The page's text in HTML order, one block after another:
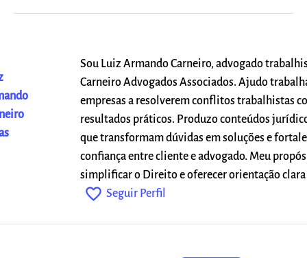
Sou Luiz Armando Carneiro, advogado
Carneiro Advogados Associados. Ajudo
empresas a resolverem conflitos trabalhistas
resultados práticos. Produzo conteúdos
que transformam dúvidas em soluções e
confiança entre cliente e advogado. Meu
simplificar o Direito e oferecer orientação
favorite_outline Seguir Perfil